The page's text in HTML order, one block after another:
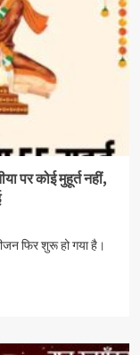
पर कोई मुहूर्त नहीं,
फिर शुरू हो गया है।